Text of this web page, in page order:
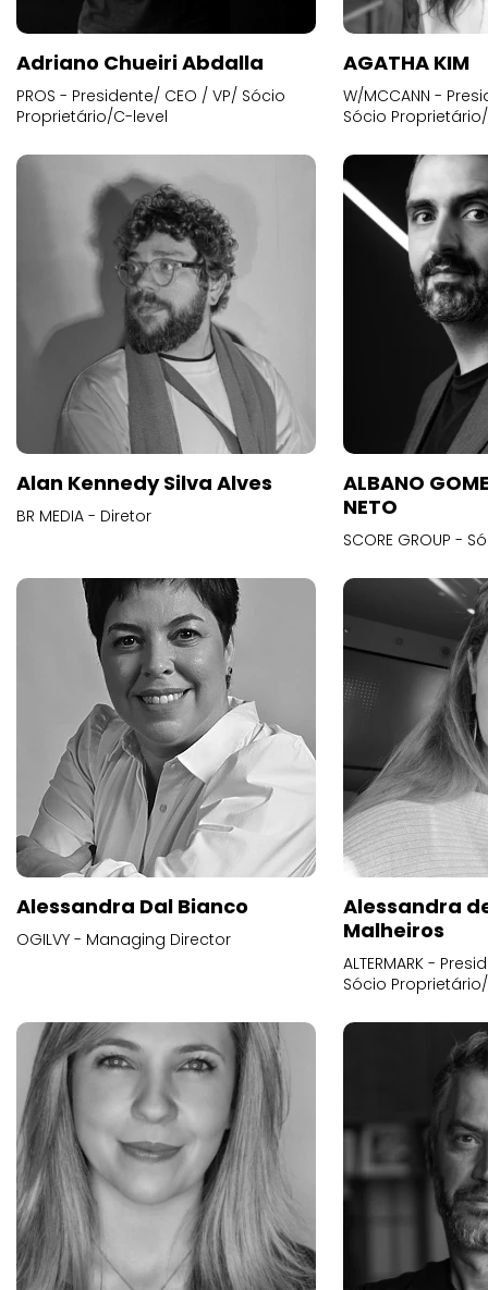
Adriano Chueiri Abdalla
PROS - Presidente/ CEO / VP/ Sócio
Proprietário/C-level
AGATHA KIM
W/MCCANN -
Sócio
Alan Kennedy Silva Alves
BR MEDIA - Diretor
ALBANO
NETO
SCORE GROUP -
Alessandra Dal Bianco
OGILVY - Managing Director
Alessandra
Malheiros
ALTERMARK -
Sócio